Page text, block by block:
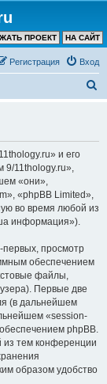
НА САЙТ
ПРОЕКТ
Вход
Регистрация
с
и его
11thology.ru»,
«они»,
«phpBB Limited»,
во время любой из
информация»).
просмотр
обеспечением
файлы,
Первые две
(в дальнейшем
«session-
phpBB.
из тем конференции
образом удобство